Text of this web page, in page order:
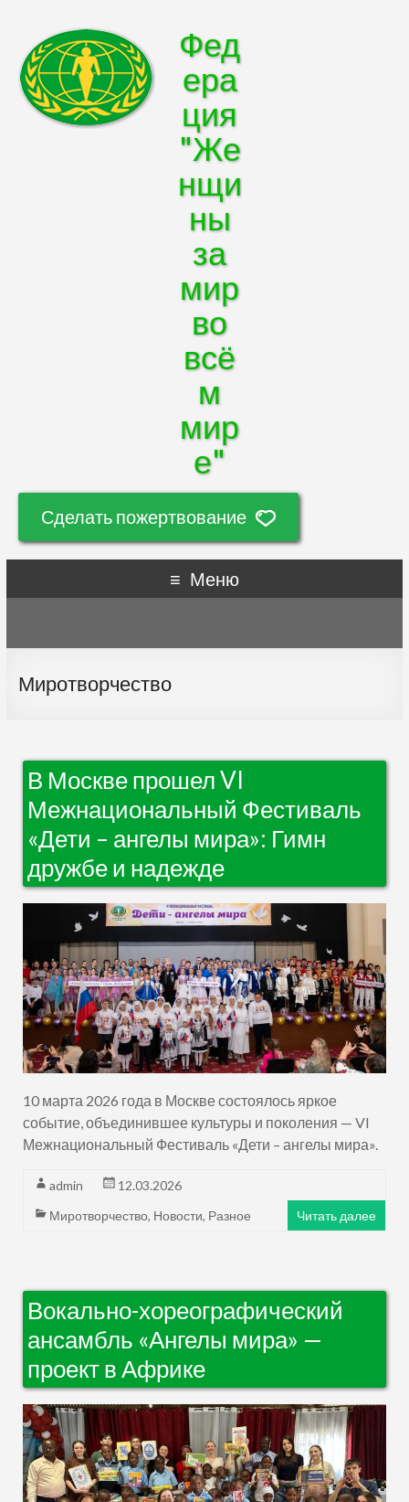
Фед
ера
ция
"Же
нщи
ны
за
мир
во
всё
м
мир
е"
Сделать пожертвование
Меню
Миротворчество
В Москве прошел VI
Межнациональный Фестиваль
«Дети – ангелы мира»: Гимн
дружбе и надежде
10 марта 2026 года в Москве состоялось яркое
событие, объединившее культуры и поколения — VI
Межнациональный Фестиваль «Дети – ангелы мира».
admin
12.03.2026
Миротворчество, Новости, Разное Читать далее
Вокально-хореографический
ансамбль «Ангелы мира» —
проект в Африке